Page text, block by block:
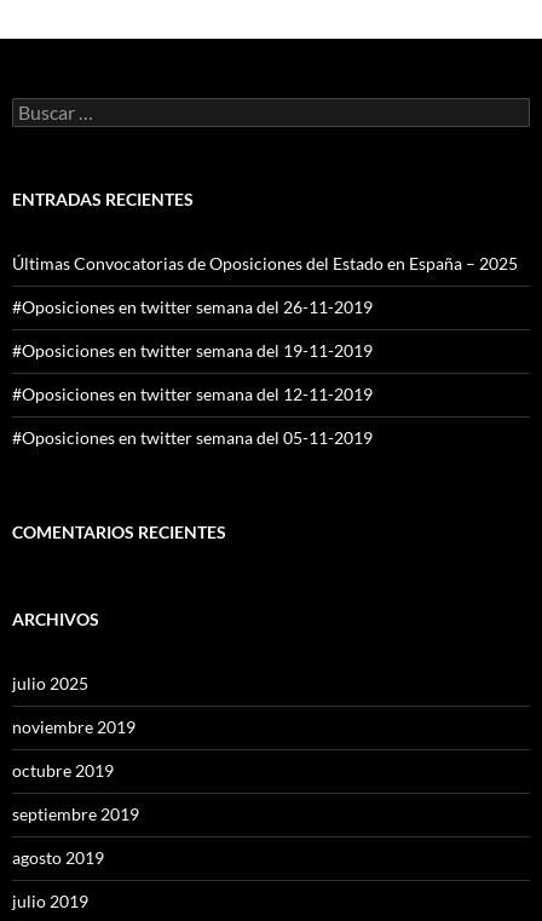
Buscar:
ENTRADAS RECIENTES
Últimas Convocatorias de Oposiciones del Estado en España – 2025
#Oposiciones en twitter semana del 26-11-2019
#Oposiciones en twitter semana del 19-11-2019
#Oposiciones en twitter semana del 12-11-2019
#Oposiciones en twitter semana del 05-11-2019
COMENTARIOS RECIENTES
ARCHIVOS
julio 2025
noviembre 2019
octubre 2019
septiembre 2019
agosto 2019
julio 2019